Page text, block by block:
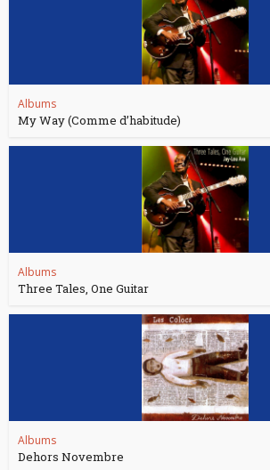
Albums
My Way (Comme d’habitude)
Albums
Three Tales, One Guitar
Albums
Dehors Novembre